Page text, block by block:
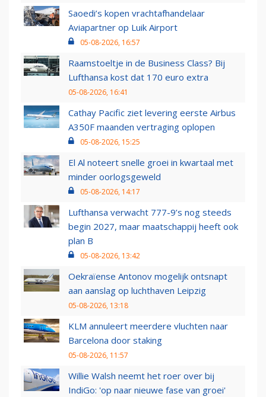
Saoedi’s kopen vrachtafhandelaar
Aviapartner op Luik Airport
05-08-2026, 16:57
Raamstoeltje in de Business Class? Bij
Lufthansa kost dat 170 euro extra
05-08-2026, 16:41
Cathay Pacific ziet levering eerste Airbus
A350F maanden vertraging oplopen
05-08-2026, 15:25
El Al noteert snelle groei in kwartaal met
minder oorlogsgeweld
05-08-2026, 14:17
Lufthansa verwacht 777-9’s nog steeds
begin 2027, maar maatschappij heeft ook
plan B
05-08-2026, 13:42
Oekraïense Antonov mogelijk ontsnapt
aan aanslag op luchthaven Leipzig
05-08-2026, 13:18
KLM annuleert meerdere vluchten naar
Barcelona door staking
05-08-2026, 11:57
Willie Walsh neemt het roer over bij
IndiGo: 'op naar nieuwe fase van groei'